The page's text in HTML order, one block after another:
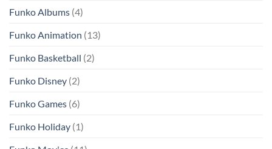
Funko Albums (4)
Funko Animation (13)
Funko Basketball (2)
Funko Disney (2)
Funko Games (6)
Funko Holiday (1)